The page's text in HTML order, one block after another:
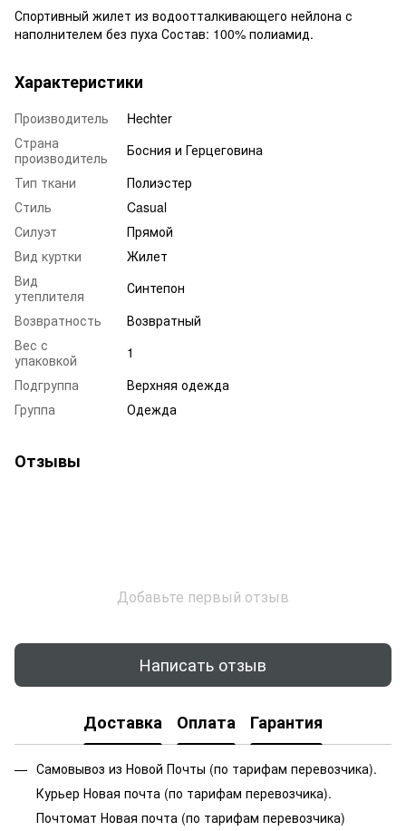
Спортивный жилет из водоотталкивающего нейлона с
наполнителем без пуха Состав: 100% полиамид.
Характеристики
Производитель
Hechter
Страна
производитель
Босния и Герцеговина
Тип ткани
Полиэстер
Стиль
Casual
Силуэт
Прямой
Вид куртки
Жилет
Вид
утеплителя
Синтепон
Возвратность
Возвратный
Вес с
упаковкой
1
Подгруппа
Верхняя одежда
Группа
Одежда
Отзывы
Добавьте первый отзыв
Написать отзыв
Доставка Оплата Гарантия
Самовывоз из Новой Почты (по тарифам перевозчика).
Курьер Новая почта (по тарифам перевозчика).
Почтомат Новая почта (по тарифам перевозчика)